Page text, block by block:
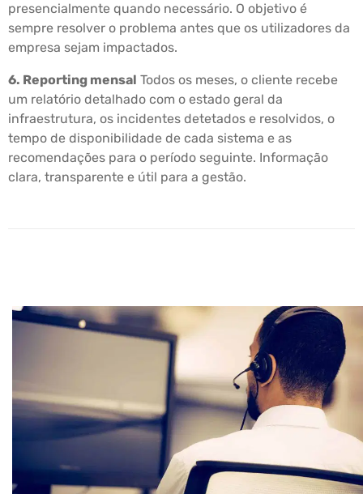
presencialmente quando necessário. O objetivo é
sempre resolver o problema antes que os utilizadores da
empresa sejam impactados.
6. Reporting mensal Todos os meses, o cliente recebe
um relatório detalhado com o estado geral da
infraestrutura, os incidentes detetados e resolvidos, o
tempo de disponibilidade de cada sistema e as
recomendações para o período seguinte. Informação
clara, transparente e útil para a gestão.